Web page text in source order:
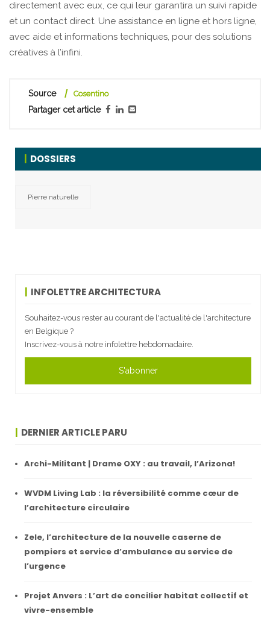
directement avec eux, ce qui leur garantira un suivi rapide
et un contact direct. Une assistance en ligne et hors ligne,
avec aide et informations techniques, pour des solutions
créatives à l’infini.
Source Cosentino
Partager cet article
DOSSIERS
Pierre naturelle
INFOLETTRE ARCHITECTURA
Souhaitez-vous rester au courant de l'actualité de l'architecture
en Belgique ?
Inscrivez-vous à notre infolettre hebdomadaire.
S'abonner
DERNIER ARTICLE PARU
Archi-Militant | Drame OXY : au travail, l’Arizona!
WVDM Living Lab : la réversibilité comme cœur de
l’architecture circulaire
Zele, l’architecture de la nouvelle caserne de
pompiers et service d’ambulance au service de
l’urgence
Projet Anvers : L’art de concilier habitat collectif et
vivre-ensemble